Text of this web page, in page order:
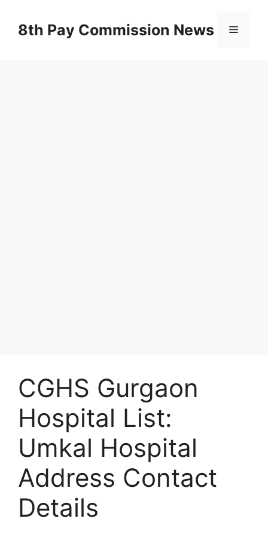
content8th Pay Commission News Menu
CGHS Gurgaon
Hospital List:
Umkal Hospital
Address Contact
Details